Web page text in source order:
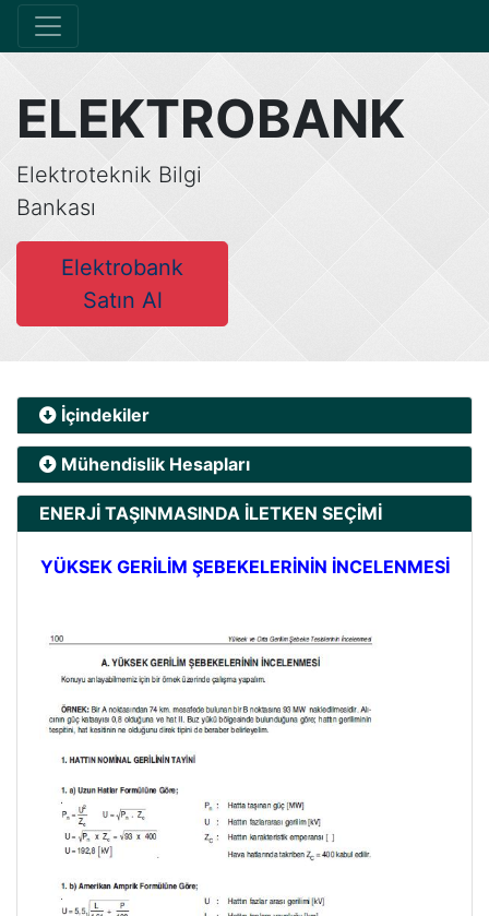
ELEKTROBANK
Elektroteknik Bilgi
Bankası
Elektrobank
Satın Al
İçindekiler
Mühendislik Hesapları
ENERJİ TAŞINMASINDA İLETKEN SEÇİMİ
YÜKSEK GERİLİM ŞEBEKELERİNİN İNCELENMESİ